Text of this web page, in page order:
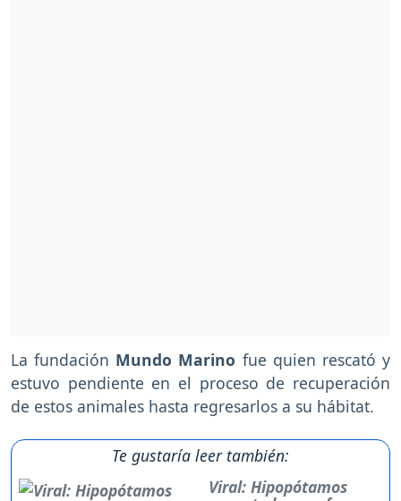
La fundación Mundo Marino fue quien rescató y
estuvo pendiente en el proceso de recuperación
de estos animales hasta regresarlos a su hábitat.
Te gustaría leer también:
Viral: Hipopótamos